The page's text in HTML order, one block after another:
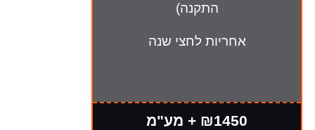
התקנה)
אחריות לחצי שנה
₪1450 + מע"מ